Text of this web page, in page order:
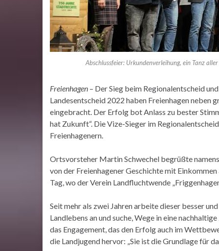
Abschlussfeier: Urkundenverleihung, ein Tanz
Freienhagen – Der Sieg beim Regionalentscheid
Landesentscheid 2022 haben Freienhagen neben
eingebracht. Der Erfolg bot Anlass zu bester
hat Zukunft“. Die Vize-Sieger im
Freienhagenern.
Ortsvorsteher Martin Schwechel begrüßte
von der Freienhagener Geschichte mit
Tag, wo der Verein Landfluchtwende
Seit mehr als zwei Jahren arbeite dieser besser
Landlebens an und suche, Wege in eine
das Engagement, das den Erfolg auch im
die Landjugend hervor: „Sie ist die Grundlage für